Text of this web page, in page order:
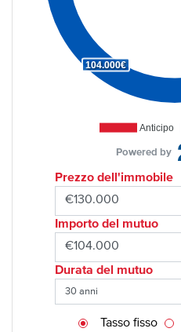
Anticipo
104.000€
Powered by
Prezzo dell'immobile
Importo del mutuo
Durata del mutuo
Tasso fisso